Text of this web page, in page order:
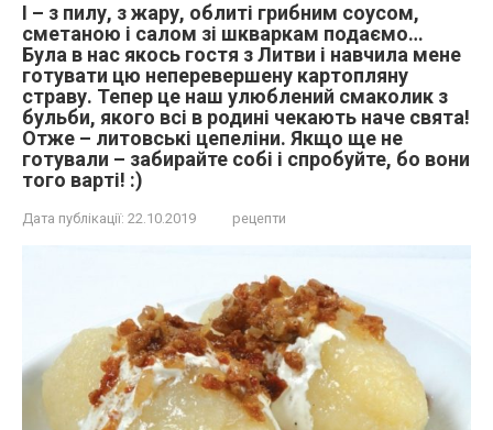
І – з пилу, з жару, облиті грибним соусом,
сметаною і салом зі шкваркам подаємо…
Була в нас якось гостя з Литви і навчила мене
готувати цю неперевершену картопляну
страву. Тепер це наш улюблений смаколик з
бульби, якого всі в родині чекають наче свята!
Отже – литовські цепеліни. Якщо ще не
готували – забирайте собі і спробуйте, бо вони
того варті! :)
Дата публікації: 22.10.2019 рецепти